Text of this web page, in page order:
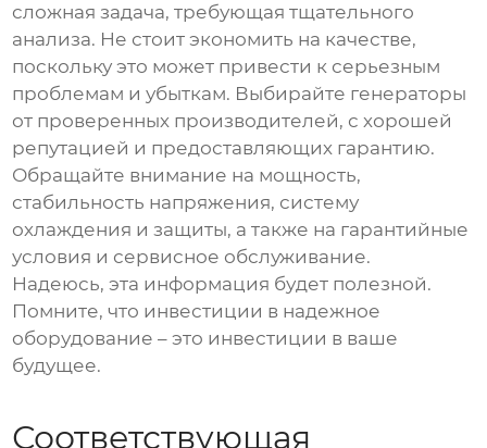
сложная задача, требующая тщательного
анализа. Не стоит экономить на качестве,
поскольку это может привести к серьезным
проблемам и убыткам. Выбирайте генераторы
от проверенных производителей, с хорошей
репутацией и предоставляющих гарантию.
Обращайте внимание на мощность,
стабильность напряжения, систему
охлаждения и защиты, а также на гарантийные
условия и сервисное обслуживание.
Надеюсь, эта информация будет полезной.
Помните, что инвестиции в надежное
оборудование – это инвестиции в ваше
будущее.
Соответствующая